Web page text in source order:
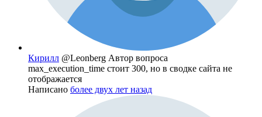
Кирилл @Leonberg Автор вопроса
max_execution_time стоит 300, но в сводке сайта не
отображается
Написано более двух лет назад